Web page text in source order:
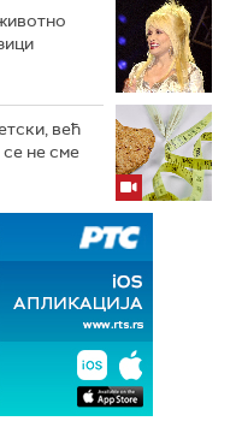
већ
не сме